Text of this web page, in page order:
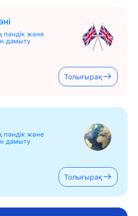
пәндік және
дамыту
Толығырақ
пәндік және
дамыту
Толығырақ